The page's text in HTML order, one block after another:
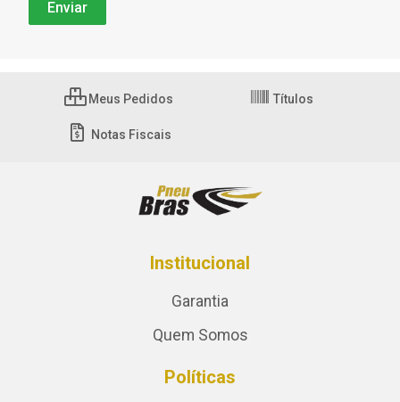
Meus Pedidos Títulos
Notas Fiscais
Institucional
Garantia
Quem Somos
Políticas